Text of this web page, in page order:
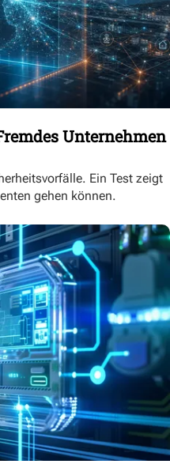
Unternehmen
Ein Test zeigt
gehen können.